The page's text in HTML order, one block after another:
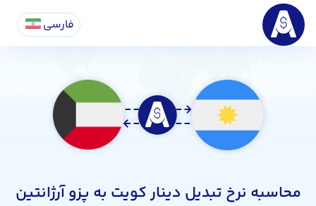
فارسی
محاسبه نرخ تبدیل دینار کویت به پزو آرژانتین